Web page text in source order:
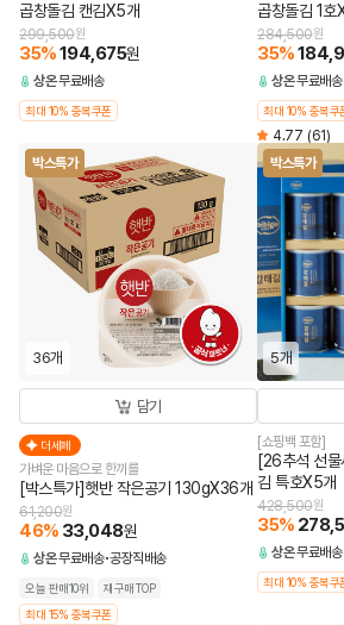
곱창돌김 캔김X5개
299,500원
35%194,675원
상온무료배송
최대 10% 중복쿠폰
곱창돌김 1호
284,500원
35%
상온무료배송
최대 10% 중복쿠
4.77 (61)
박스특가
36개
담기
더세페
가벼운 마음으로 한끼를
[박스특가]햇반 작은공기 130gX36개
61,200원
46% 33,048원
상온무료배송 공장직배송
오늘 판매10위
재구매TOP
최대 15% 중복쿠폰
박스특가
5개
[쇼핑백 포함]
[26추석 선
김 특호X5개
428,500원
35%
상온무료배송
최대 10% 중복쿠